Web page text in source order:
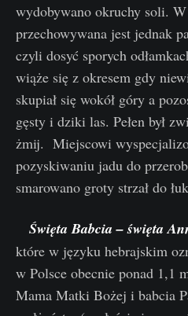
wydobywano okruchy soli.
przechowywana jest jednak
czyli dosyć sporych
wiąże się z okresem gdy
skupiał się wokół góry a
gęsty i dziki las. Pełen był
żmij. Miejscowi
pozyskiwaniu jadu do
smarowano groty strzał do
Święta Babcia – święta
które w języku hebrajskim
w Polsce obecnie ponad 1,1
Mama Matki Bożej i babcia